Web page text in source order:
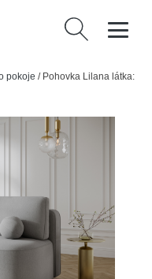
Vyhledávání
pokoje / Pohovka Lilana látka: